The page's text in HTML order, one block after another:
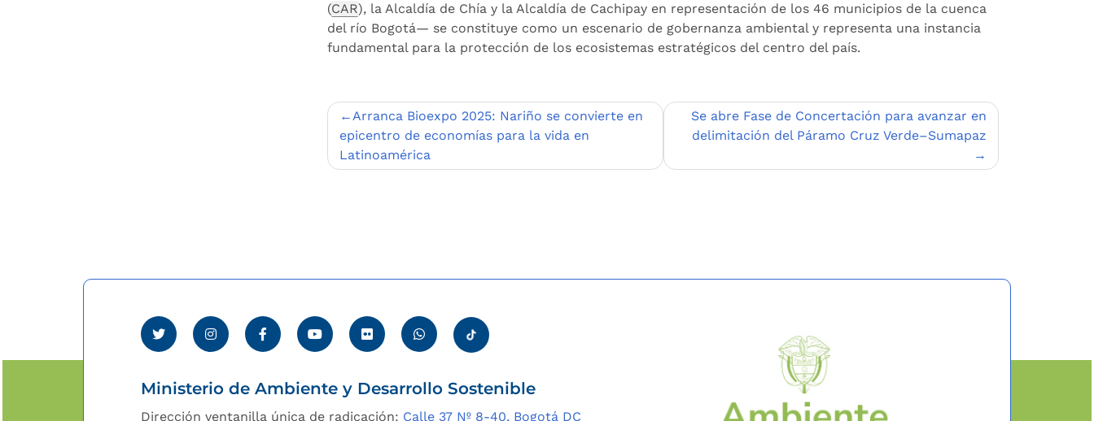
(CAR), la Alcaldía de Chía y la Alcaldía de Cachipay en representación de los 46 municipios de la cuenca
del río Bogotá— se constituye como un escenario de gobernanza ambiental y representa una instancia
fundamental para la protección de los ecosistemas estratégicos del centro del país.
Navegación
de
entradas
Arranca Bioexpo 2025: Nariño se convierte en
epicentro de economías para la vida en
Latinoamérica
Se abre Fase de Concertación para avanzar en
delimitación del Páramo Cruz Verde–Sumapaz
Ministerio de Ambiente y Desarrollo Sostenible
Dirección ventanilla única de radicación: Calle 37 Nº 8-40, Bogotá DC